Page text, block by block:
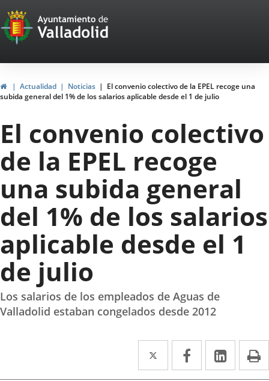
Portal
Web
del
Ayuntamiento
de
Valladolid
InicioActualidad Noticias
El convenio colectivo de la EPEL recoge una
subida general del 1% de los salarios aplicable desde el 1 de julio
El convenio colectivo
de la EPEL recoge
una subida general
del 1% de los salarios
aplicable desde el 1
de julio
Los salarios de los empleados de Aguas de
Valladolid estaban congelados desde 2012
Twitter
Enlace
a
Facebook
Enlace
a
Enlace
a